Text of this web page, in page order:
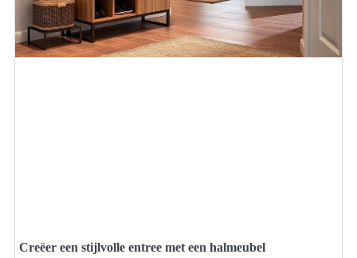
Creëer een stijlvolle entree met een halmeubel